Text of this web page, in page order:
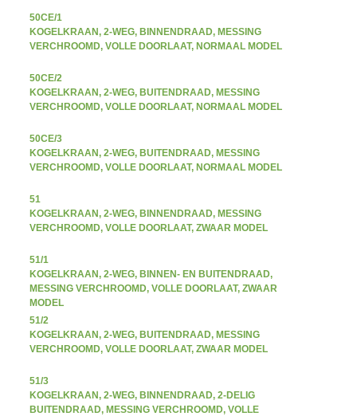
50CE/1
KOGELKRAAN, 2-WEG, BINNENDRAAD, MESSING
VERCHROOMD, VOLLE DOORLAAT, NORMAAL MODEL
50CE/2
KOGELKRAAN, 2-WEG, BUITENDRAAD, MESSING
VERCHROOMD, VOLLE DOORLAAT, NORMAAL MODEL
50CE/3
KOGELKRAAN, 2-WEG, BUITENDRAAD, MESSING
VERCHROOMD, VOLLE DOORLAAT, NORMAAL MODEL
51
KOGELKRAAN, 2-WEG, BINNENDRAAD, MESSING
VERCHROOMD, VOLLE DOORLAAT, ZWAAR MODEL
51/1
KOGELKRAAN, 2-WEG, BINNEN- EN BUITENDRAAD,
MESSING VERCHROOMD, VOLLE DOORLAAT, ZWAAR
MODEL
51/2
KOGELKRAAN, 2-WEG, BUITENDRAAD, MESSING
VERCHROOMD, VOLLE DOORLAAT, ZWAAR MODEL
51/3
KOGELKRAAN, 2-WEG, BINNENDRAAD, 2-DELIG
BUITENDRAAD, MESSING VERCHROOMD, VOLLE